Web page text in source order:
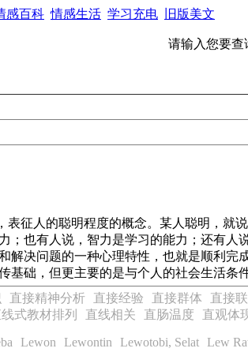
感百科 情感生活 学习充电 旧版美文
请输入您要查
表征人的聪明程度的概念。某人聪明，
；也有人说，智力是学习的能力；还有
解决问题的一种心理特性，也就是顺利
基础，但更主要的是与个人的社会生活条
直接精神分析 直接经验 直接群体 直接
式教材排列 直线相关 直肠温度 直观体
Lewon Lewontin Lewotobi, Selat Lew